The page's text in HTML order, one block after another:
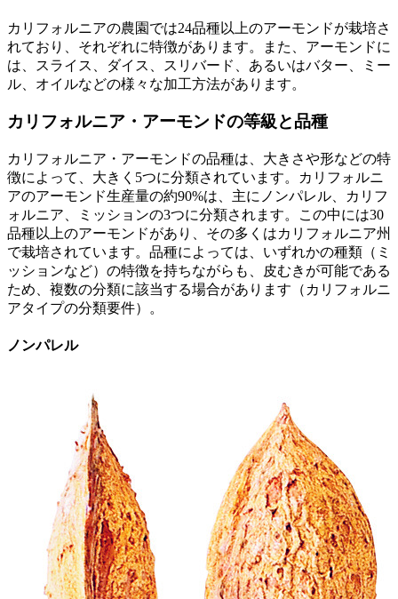
カリフォルニアの農園では24品種以上のアーモンドが栽培さ
れており、それぞれに特徴があります。また、アーモンドに
は、スライス、ダイス、スリバード、あるいはバター、ミー
ル、オイルなどの様々な加工方法があります。
カリフォルニア・アーモンドの等級と品種
カリフォルニア・アーモンドの品種は、大きさや形などの特
徴によって、大きく5つに分類されています。カリフォルニ
アのアーモンド生産量の約90%は、主にノンパレル、カリフ
ォルニア、ミッションの3つに分類されます。この中には30
品種以上のアーモンドがあり、その多くはカリフォルニア州
で栽培されています。品種によっては、いずれかの種類（ミ
ッションなど）の特徴を持ちながらも、皮むきが可能である
ため、複数の分類に該当する場合があります（カリフォルニ
アタイプの分類要件）。
ノンパレル